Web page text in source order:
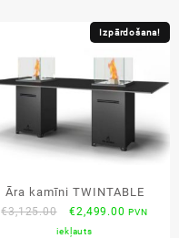
Izpārdošana!
Āra kamīni TWINTABLE
€3,125.00
Original
price
€2,499.00 Current
PVN
iekļauts